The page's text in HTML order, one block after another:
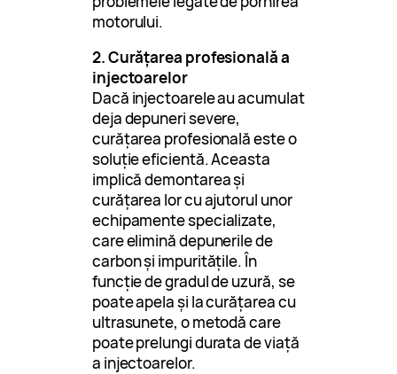
motorului.
2. Curățarea profesională a
injectoarelor
Dacă injectoarele au acumulat
deja depuneri severe,
curățarea profesională este o
soluție eficientă. Aceasta
implică demontarea și
curățarea lor cu ajutorul unor
echipamente specializate,
care elimină depunerile de
carbon și impuritățile. În
funcție de gradul de uzură, se
poate apela și la curățarea cu
ultrasunete, o metodă care
poate prelungi durata de viață
a injectoarelor.